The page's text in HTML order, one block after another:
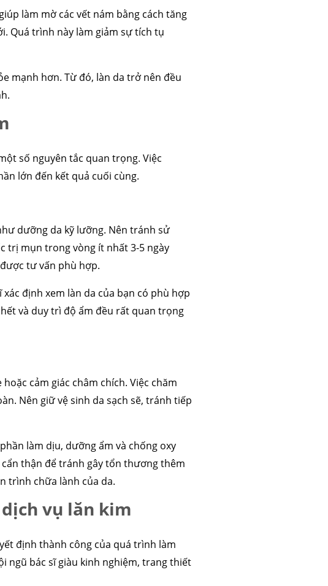
làm mờ các vết nám bằng cách tăng
Quá trình này làm giảm sự tích tụ
mạnh hơn. Từ đó, làn da trở nên đều
số nguyên tắc quan trọng. Việc
lớn đến kết quả cuối cùng.
dưỡng da kỹ lưỡng. Nên tránh sử
trị mụn trong vòng ít nhất 3-5 ngày
tư vấn phù hợp.
định xem làn da của bạn có phù hợp
và duy trì độ ẩm đều rất quan trọng
cảm giác châm chích. Việc chăm
Nên giữ vệ sinh da sạch sẽ, tránh tiếp
làm dịu, dưỡng ẩm và chống oxy
thận để tránh gây tổn thương thêm
trình chữa lành của da.
vụ lăn kim
định thành công của quá trình làm
ngũ bác sĩ giàu kinh nghiệm, trang thiết